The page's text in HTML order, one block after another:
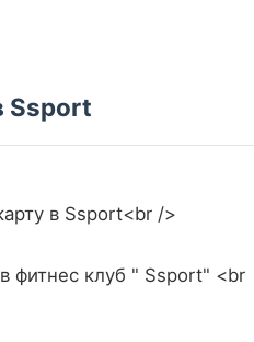
Ssport
Продаю карту в Ssport<br />
фитнес клуб " Ssport" <br